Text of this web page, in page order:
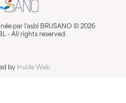
par l'asbl BRUSANO © 2026
- All rights reserved.
by Inside Web